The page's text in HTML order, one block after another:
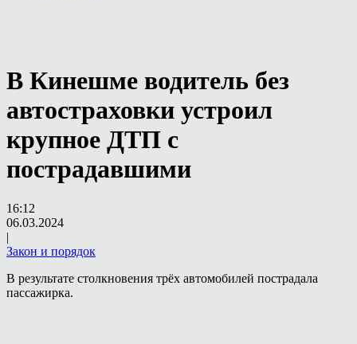
В Кинешме водитель без
автостраховки устроил
крупное ДТП с
пострадавшими
16:12
06.03.2024
|
Закон и порядок
В результате столкновения трёх автомобилей пострадала
пассажирка.